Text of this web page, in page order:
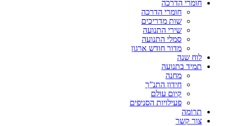
חומרי הדרכה
חומרי הדרכה
שות מדריכים
שירי התנועה
סמלי התנועה
מדור חודש ארגון
לוח שנה
תמיד בתנועה
מחנה
חידון התנ”ך
קיום עולם
פעילויות הסניפים
תרומה
צור קשר